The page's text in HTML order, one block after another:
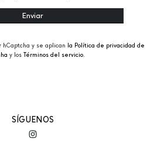
hCaptcha y se aplican la Política de privacidad de
y los Términos del servicio.
SÍGUENOS